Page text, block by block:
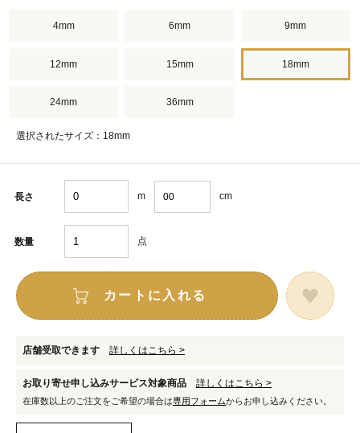
4mm 6mm 9mm
12mm 15mm 18mm
24mm 36mm
選択されたサイズ：18mm
長さ m cm
数量 点
カートに入れる
店舗受取できます 詳しくはこちら >
お取り寄せ申し込みサービス対象商品 詳しくはこちら >
在庫数以上のご注文をご希望の場合は専用フォームからお申し込みください。